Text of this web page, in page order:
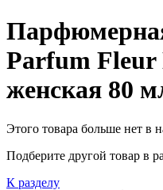
Parfum
женская 80
Этого товара больше нет в
Подберите другой товар в
К разделу